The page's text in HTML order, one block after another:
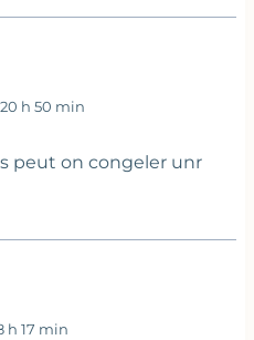
h 50 min
peut on congeler unr
h 17 min